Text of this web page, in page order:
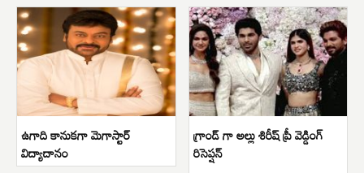
ఉగాది కానుకగా మెగాస్టార్
విద్యాదానం
గ్రాండ్ గా అల్లు శిరీష్ ప్రీ వెడ్డింగ్
రిసెప్షన్